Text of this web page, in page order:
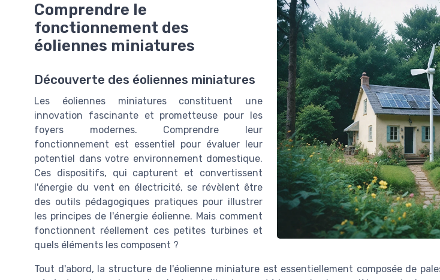
Comprendre le
fonctionnement des
éoliennes miniatures
Découverte des éoliennes miniatures
Les éoliennes miniatures constituent une
innovation fascinante et prometteuse pour les
foyers modernes. Comprendre leur
fonctionnement est essentiel pour évaluer leur
potentiel dans votre environnement domestique.
Ces dispositifs, qui capturent et convertissent
l'énergie du vent en électricité, se révèlent être
des outils pédagogiques pratiques pour illustrer
les principes de l'énergie éolienne. Mais comment
fonctionnent réellement ces petites turbines et
quels éléments les composent ?
Tout d'abord, la structure de l'éolienne miniature est essentiellement composée de